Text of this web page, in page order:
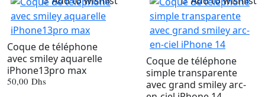
Coque de téléphone
avec smiley aquarelle
iPhone13pro max
50,00 Dhs
Coque de téléphone
simple transparente
avec grand smiley arc-